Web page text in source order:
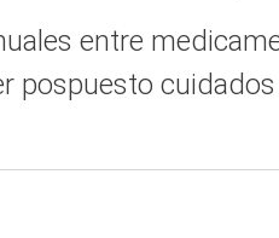
entre
pospuesto